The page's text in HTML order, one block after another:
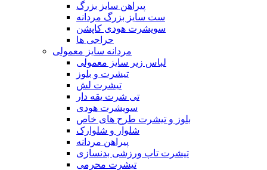
پیراهن سایز بزرگ
ست سایز بزرگ مردانه
سویشرت هودی کاپشن
حراجی ها
مردانه سایز معمولی
لباس زیر سایز معمولی
تیشرت و بلوز
تیشرت لش
تی شرت یقه دار
سویشرت هودی
بلوز و تیشرت طرح های خاص
شلوار و شلوارک
پیراهن مردانه
تیشرت تاپ ورزشی بدنسازی
تیشرت محرمی